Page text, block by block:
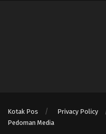
Kotak Pos Privacy Policy
Pedoman Media